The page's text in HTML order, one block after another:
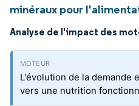
minéraux pour
Analyse de l'impact des
L'évolution de la demande
vers une nutrition